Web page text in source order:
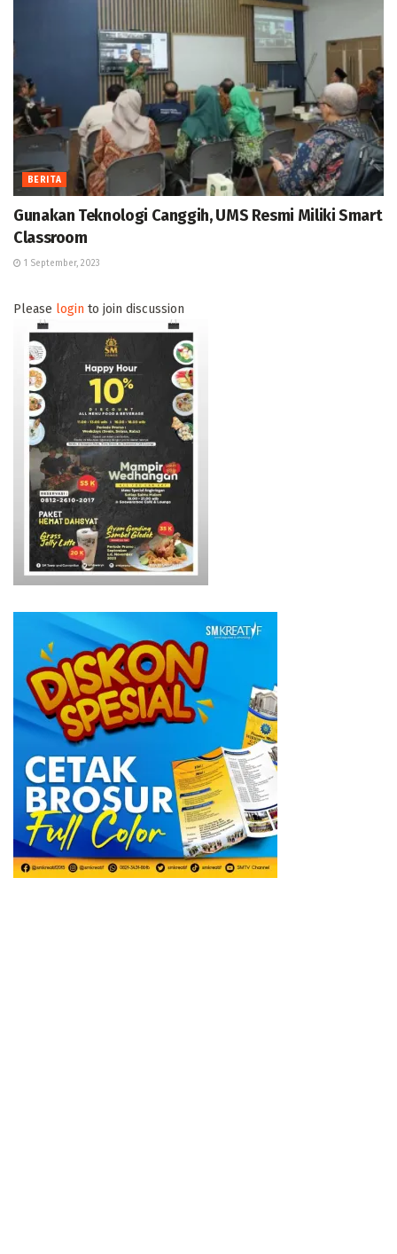
BERITA
Gunakan Teknologi Canggih, UMS Resmi Miliki Smart
Classroom
1 September, 2023
Please login to join discussion